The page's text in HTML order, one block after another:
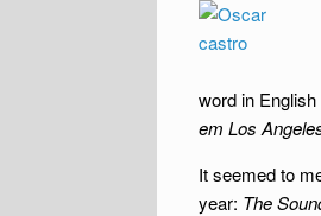
word in
em Los
It seemed to
year: The